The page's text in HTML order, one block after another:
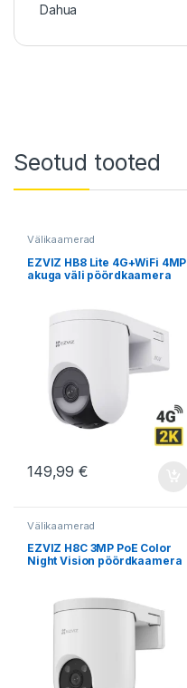
Dahua
Seotud tooted
Välikaamerad
EZVIZ HB8 Lite 4G+WiFi 4MP
akuga väli pöördkaamera
149,99€
Välikaamerad
EZVIZ H8C 3MP PoE Color
Night Vision pöördkaamera